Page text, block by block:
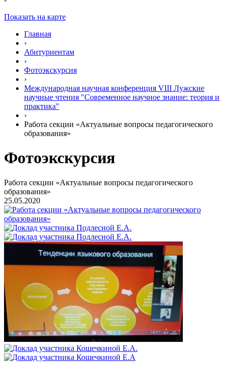
Показать на карте
Главная
›
Абитуриентам
›
Фотоэкскурсия
›
Международная научная конференция VIII Лужские
научные чтения "Современное научное знание: теория и
практика"
›
Работа секции «Актуальные вопросы педагогического
образования»
Фотоэкскурсия
Работа секции «Актуальные вопросы педагогического
образования»
25.05.2020